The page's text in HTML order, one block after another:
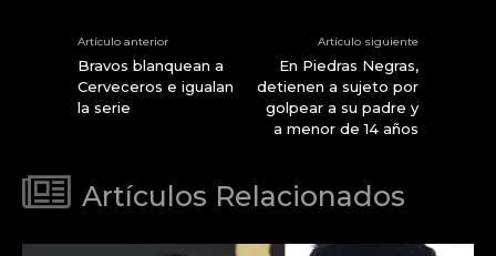
Artículo anterior
Bravos blanquean a
Cerveceros e igualan
la serie
Artículo siguiente
En Piedras Negras,
detienen a sujeto por
golpear a su padre y
a menor de 14 años
Artículos Relacionados